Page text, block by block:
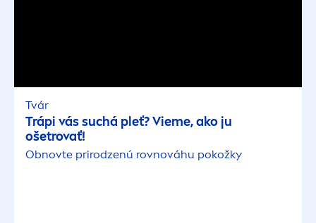
Tvár
Trápi vás suchá pleť? Vieme, ako ju
ošetrovať!
Obnovte prirodzenú rovnováhu pokožky